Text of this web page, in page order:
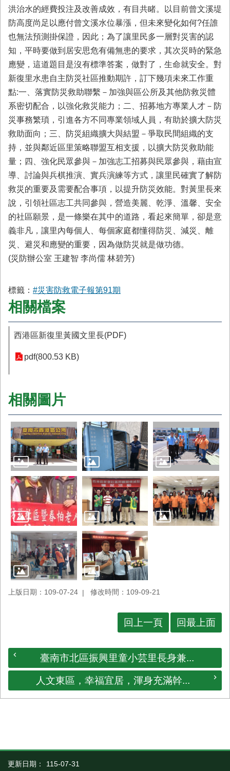
洪治水的經費投注及改善成效，有目共睹。以目前曾文溪堤
防高度尚足以應付曾文溪水位暴漲，但未來變化如何?任誰
也無法預測掛保證，因此；為了讓里民多一層對災害的認
知，平時要做到居安思危有備無患的要求，其次災時的緊急
應變，這道題目是沒有標準答案，做對了，生命就安全。對
新復里水患自主防災社區推動期許，訂下幾項未來工作重
點:一、落實防災救助聯繫－加強與區公所及其他防救災體
系密切配合，以強化救災能力；二、招募地方專業人才－防
災事務繁瑣，引進各方不同專業領域人員，有助於擴大防災
救助面向；三、防災組織擴大與結盟－爭取民間組織的支
持，並與鄰近區里策略聯盟互相支援，以擴大防災救助能
量；四、強化民眾參與－加強志工招募與民眾參與，藉由宣
導、討論與兵棋推演、實兵演練等方式，讓里民確實了解防
救災的重要及需要配合事項，以提升防災效能。對黃里長來
說，引領社區志工共同參與，營造美麗、乾淨、溫馨、安全
的社區願景，是一條樂在其中的道路，看起來簡單，卻是意
義非凡，讓里內每個人、每個家庭都懂得防災、減災、離
災、避災和應變的重要，因為做防災就是做功德。
(災防辦公室 王建智 李尚儒 林碧芳)
標籤： #災害防救電子報第91期
相關檔案
西港區新復里黃國文里長(PDF)
pdf(800.53 KB)
相關圖片
上版日期：109-07-24 修改時間：109-09-21
回上一頁 回最上面
臺南市北區振興里童小芸里長身兼...
人文東區，幸福宜居，渾身充滿幹...
更新日期： 115-07-31